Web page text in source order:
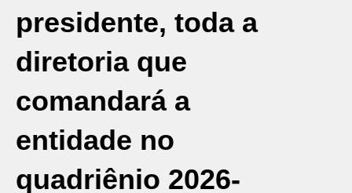
presidente, toda a
diretoria que
comandará a
entidade no
quadriênio 2026-